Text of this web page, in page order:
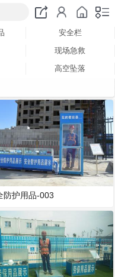
安全栏
现场急救
高空坠落
防护用品-003